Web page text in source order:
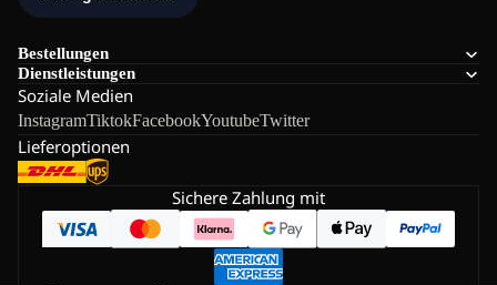
Bestellungen
Dienstleistungen
Soziale Medien
InstagramTiktokFacebookYoutubeTwitter
Lieferoptionen
Sichere Zahlung mit